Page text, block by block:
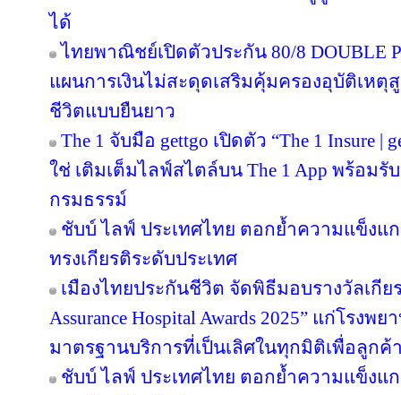
ได้
ไทยพาณิชย์เปิดตัวประกัน 80/8 DOUBLE
แผนการเงินไม่สะดุดเสริมคุ้มครองอุบัติเหตุ
ชีวิตแบบยืนยาว
The 1 จับมือ gettgo เปิดตัว “The 1 Insure
ใช่ เติมเต็มไลฟ์สไตล์บน The 1 App พร้อมรั
กรมธรรม์
ชับบ์ ไลฟ์ ประเทศไทย ตอกย้ำความแข็งแ
ทรงเกียรติระดับประเทศ
เมืองไทยประกันชีวิต จัดพิธีมอบรางวัลเกีย
Assurance Hospital Awards 2025” แก่โรง
มาตรฐานบริการที่เป็นเลิศในทุกมิติเพื่อลูก
ชับบ์ ไลฟ์ ประเทศไทย ตอกย้ำความแข็งแ